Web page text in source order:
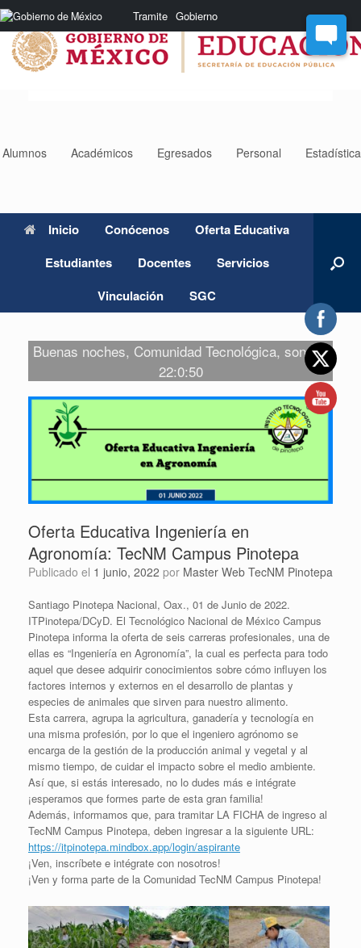
Nota:
este
sitio
web
incluye
Tramite Gobierno
Saltar
al
contenido
Alumnos Académicos Egresados Personal
Inicio Conócenos
Oferta Educativa
Estudiantes
Docentes
Servicios
Vinculación
SGC
Buenas noches, Comunidad Tecnológica, son las
22:0:50
Oferta Educativa Ingeniería en
Agronomía: TecNM Campus Pinotepa
Publicado el 1 junio, 2022 por Master Web TecNM Pinotepa
Santiago Pinotepa Nacional, Oax., 01 de Junio de 2022.
ITPinotepa/DCyD. El Tecnológico Nacional de México Campus
Pinotepa informa la oferta de seis carreras profesionales, una de
ellas es “Ingeniería en Agronomía”, la cual es perfecta para todo
aquel que desee adquirir conocimientos sobre cómo influyen los
factores internos y externos en el desarrollo de plantas y
especies de animales que sirven para nuestro alimento.
Esta carrera, agrupa la agricultura, ganadería y tecnología en
una misma profesión, por lo que el ingeniero agrónomo se
encarga de la gestión de la producción animal y vegetal y al
mismo tiempo, de cuidar el impacto sobre el medio ambiente.
Así que, si estás interesado, no lo dudes más e intégrate
¡esperamos que formes parte de esta gran familia!
Además, informamos que, para tramitar LA FICHA de ingreso al
TecNM Campus Pinotepa, deben ingresar a la siguiente URL:
https://itpinotepa.mindbox.app/login/aspirante
¡Ven, inscríbete e intégrate con nosotros!
¡Ven y forma parte de la Comunidad TecNM Campus Pinotepa!